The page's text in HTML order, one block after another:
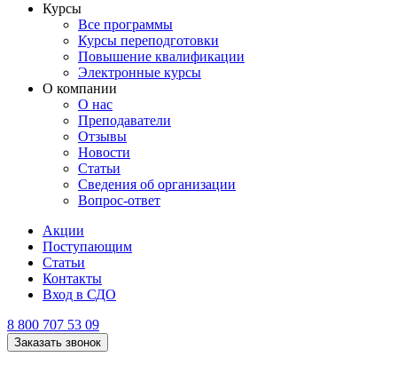
Курсы
Все программы
Курсы переподготовки
Повышение квалификации
Электронные курсы
О компании
О нас
Преподаватели
Отзывы
Новости
Статьи
Сведения об организации
Вопрос-ответ
Акции
Поступающим
Статьи
Контакты
Вход в СДО
8 800 707 53 09
Заказать звонок